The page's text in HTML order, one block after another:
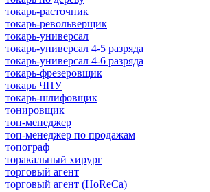
токарь-расточник
токарь-револьверщик
токарь-универсал
токарь-универсал 4-5 разряда
токарь-универсал 4-6 разряда
токарь-фрезеровщик
токарь ЧПУ
токарь-шлифовщик
тонировщик
топ-менеджер
топ-менеджер по продажам
топограф
торакальный хирург
торговый агент
торговый агент (HoReCa)